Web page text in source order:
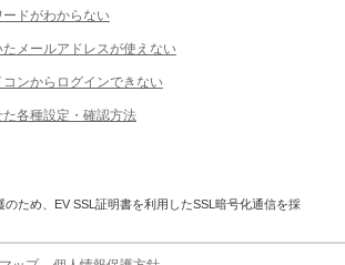
ドがわからない
メールアドレスが使えない
ンからログインできない
各種設定・確認方法
のため、EV SSL証明書を利用したSSL暗号化通信を採